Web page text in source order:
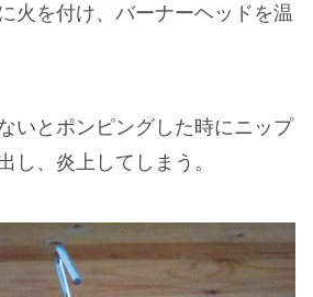
火を付け、バーナーヘッドを温
いとポンピングした時にニップ
し、炎上してしまう。